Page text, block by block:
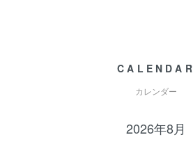
CALENDAR
カレンダー
2026年8月